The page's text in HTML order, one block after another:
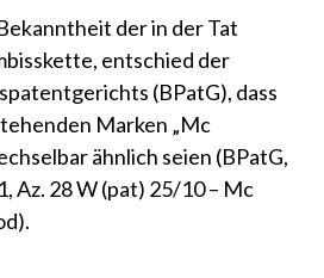
der in der Tat
entschied der
(BPatG), dass
Marken „Mc
ähnlich seien (BPatG,
Az. 28 W (pat) 25/10 – Mc